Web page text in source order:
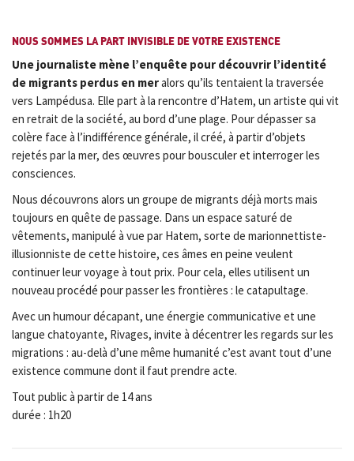
NOUS SOMMES LA PART INVISIBLE DE VOTRE EXISTENCE
Une journaliste mène l’enquête pour découvrir l’identité
de migrants perdus en meralors qu’ils tentaient la traversée
vers Lampédusa. Elle part à la rencontre d’Hatem, un artiste qui vit
en retrait de la société, au bord d’une plage. Pour dépasser sa
colère face à l’indifférence générale, il créé, à partir d’objets
rejetés par la mer, des œuvres pour bousculer et interroger les
consciences.
Nous découvrons alors un groupe de migrants déjà morts mais
toujours en quête de passage. Dans un espace saturé de
vêtements, manipulé à vue par Hatem, sorte de marionnettiste-
illusionniste de cette histoire, ces âmes en peine veulent
continuer leur voyage à tout prix. Pour cela, elles utilisent un
nouveau procédé pour passer les frontières : le catapultage.
Avec un humour décapant, une énergie communicative et une
langue chatoyante, Rivages, invite à décentrer les regards sur les
migrations : au-delà d’une même humanité c’est avant tout d’une
existence commune dont il faut prendre acte.
Tout public à partir de 14 ans
durée : 1h20